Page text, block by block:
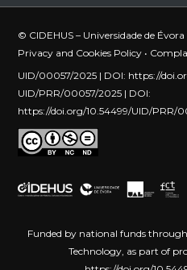
© CIDEHUS – Universidade de
Privacy and Cookies Policy •
UID/00057/2025 | DOI: https://
UID/PRR/00057/2025 | DOI:
https://doi.org/10.54499/UID/PRR/
Funded by national funds
Technology, as part of